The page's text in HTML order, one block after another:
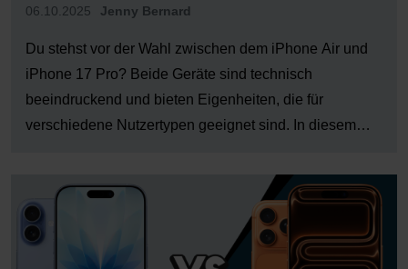
06.10.2025 Jenny Bernard
Du stehst vor der Wahl zwischen dem iPhone Air und
iPhone 17 Pro? Beide Geräte sind technisch
beeindruckend und bieten Eigenheiten, die für
verschiedene Nutzertypen geeignet sind. In diesem
– damit Du die beste Entscheidung für Deinen
Gebrauch triffst. Merkmal iPhone 17 […]